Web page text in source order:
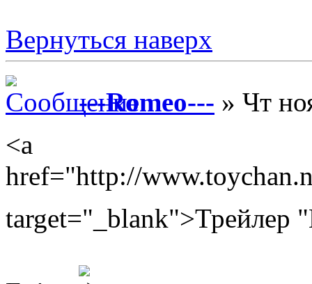
Вернуться наверх
---Romeo--- » Чт
<a
href="http://
target="_blank">Трейлер